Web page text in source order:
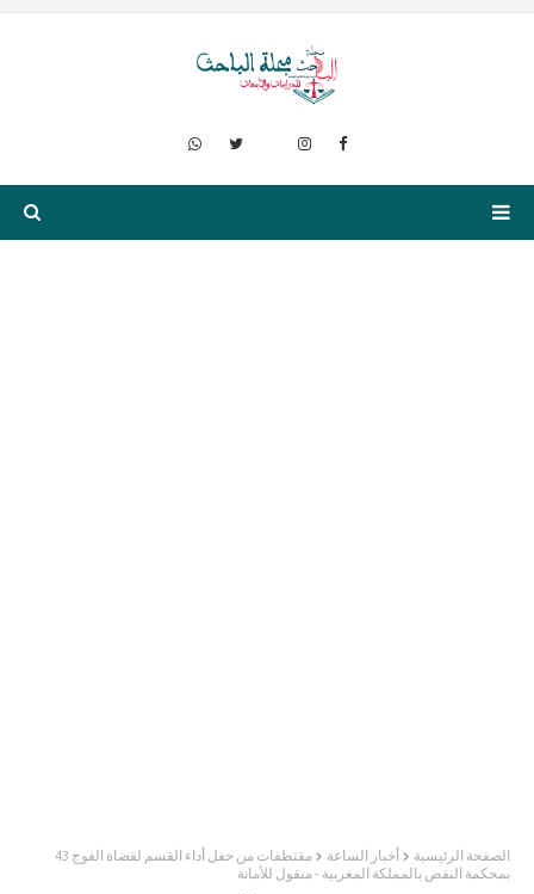
الصفحة الرئيسية أخبار الساعة
مقتطفات من حفل أداء القسم لقضاة الفوج 43
بمحكمة النقض بالمملكة المغربية - منقول للأمانة